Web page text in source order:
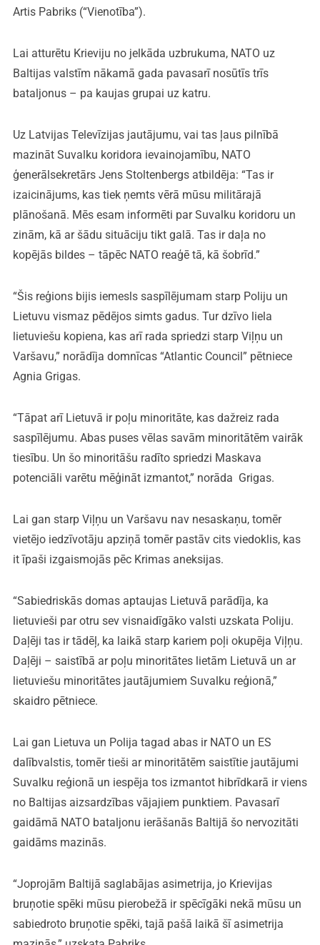
Artis Pabriks (“Vienotība”).
Lai atturētu Krieviju no jelkāda uzbrukuma, NATO uz
Baltijas valstīm nākamā gada pavasarī nosūtīs trīs
bataljonus – pa kaujas grupai uz katru.
Uz Latvijas Televīzijas jautājumu, vai tas ļaus pilnībā
mazināt Suvalku koridora ievainojamību, NATO
ģenerālsekretārs Jens Stoltenbergs atbildēja: “Tas ir
izaicinājums, kas tiek ņemts vērā mūsu militārajā
plānošanā. Mēs esam informēti par Suvalku koridoru un
zinām, kā ar šādu situāciju tikt galā. Tas ir daļa no
kopējās bildes – tāpēc NATO reaģē tā, kā šobrīd.”
“Šis reģions bijis iemesls saspīlējumam starp Poliju un
Lietuvu vismaz pēdējos simts gadus. Tur dzīvo liela
lietuviešu kopiena, kas arī rada spriedzi starp Viļņu un
Varšavu,” norādīja domnīcas “Atlantic Council” pētniece
Agnia Grigas.
“Tāpat arī Lietuvā ir poļu minoritāte, kas dažreiz rada
saspīlējumu. Abas puses vēlas savām minoritātēm vairāk
tiesību. Un šo minoritāšu radīto spriedzi Maskava
potenciāli varētu mēģināt izmantot,” norāda Grigas.
Lai gan starp Viļņu un Varšavu nav nesaskaņu, tomēr
vietējo iedzīvotāju apziņā tomēr pastāv cits viedoklis, kas
it īpaši izgaismojās pēc Krimas aneksijas.
“Sabiedriskās domas aptaujas Lietuvā parādīja, ka
lietuvieši par otru sev visnaidīgāko valsti uzskata Poliju.
Daļēji tas ir tādēļ, ka laikā starp kariem poļi okupēja Viļņu.
Daļēji – saistībā ar poļu minoritātes lietām Lietuvā un ar
lietuviešu minoritātes jautājumiem Suvalku reģionā,”
skaidro pētniece.
Lai gan Lietuva un Polija tagad abas ir NATO un ES
dalībvalstis, tomēr tieši ar minoritātēm saistītie jautājumi
Suvalku reģionā un iespēja tos izmantot hibrīdkarā ir viens
no Baltijas aizsardzības vājajiem punktiem. Pavasarī
gaidāmā NATO bataljonu ierāšanās Baltijā šo nervozitāti
gaidāms mazinās.
“Joprojām Baltijā saglabājas asimetrija, jo Krievijas
bruņotie spēki mūsu pierobežā ir spēcīgāki nekā mūsu un
sabiedroto bruņotie spēki, tajā pašā laikā šī asimetrija